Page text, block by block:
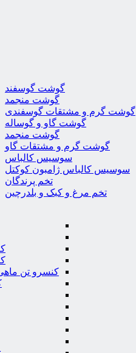
گوشت گوسفند
گوشت منجمد
گوشت گرم و مشتقات گوسفندی
گوشت گاو و گوساله
گوشت منجمد
گوشت گرم و مشتقات گاو
سوسیس کالباس
سوسیس کالباس ژامبون کوکتل
تخم پرندگان
تخم مرغ و کبک و بلدرچین
کنسرو تن